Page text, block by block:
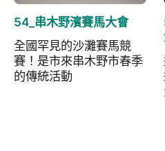
54_串木野濱賽馬大會
全國罕見的沙灘賽馬競
賽！是市來串木野市春季
的傳統活動